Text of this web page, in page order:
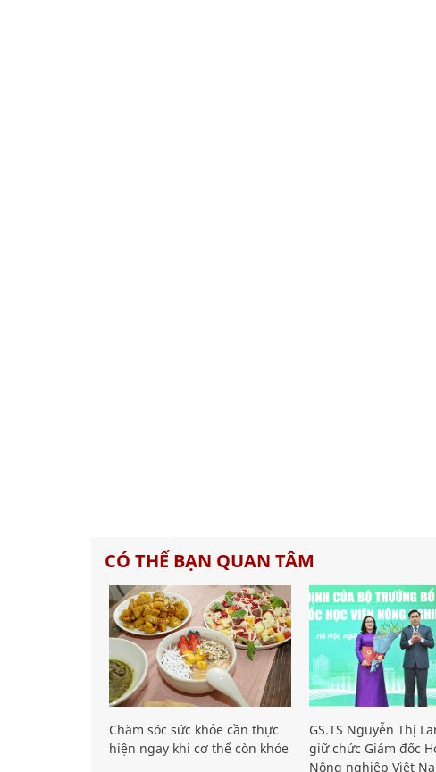
CÓ THỂ BẠN QUAN TÂM
Chăm sóc sức khỏe cần thực
hiện ngay khi cơ thể còn khỏe
GS.TS Nguyễn Thị
giữ chức Giám đốc
Nông nghiệp Việt